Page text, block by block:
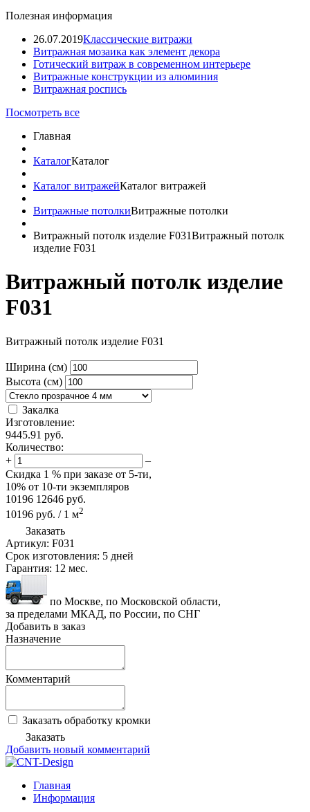
Полезная информация
26.07.2019Классические витражи
Витражная мозаика как элемент декора
Готический витраж в современном интерьере
Витражные конструкции из алюминия
Витражная роспись
Посмотреть все
Главная
КаталогКаталог
Каталог витражейКаталог витражей
Витражные потолкиВитражные потолки
Витражный потолк изделие F031Витражный потолк
изделие F031
Витражный потолк изделие
F031
Витражный потолк изделие F031
Ширина (см)
Высота (см)
Закалка
Изготовление:
9445.91 руб.
Количество:
+
–
Скидка 1 % при заказе от 5-ти,
10% от 10-ти экземпляров
10196 12646 руб.
10196 руб. / 1 м2
Заказать
Артикул: F031
Срок изготовления: 5 дней
Гарантия: 12 мес.
по Москве, по Московской области,
за пределами МКАД, по России, по СНГ
Добавить в заказ
Назначение
Комментарий
Заказать обработку кромки
Заказать
Добавить новый комментарий
Главная
Информация